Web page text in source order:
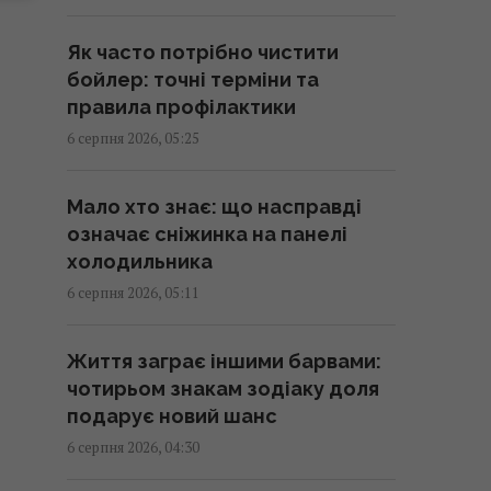
Гороскоп на 6 серпня за
картами Таро: Терези - вдача,
Тельцям - швидкі рішення
Гороскоп на 6 серпня:
Стрільцям – сповільнитися,
Скорпіонам – перенапруження
Магнітні бурі 6–8 серпня: коли
очікувати нового удару (графік)
07:10 четвер, 06 серпня 2026
Як часто потрібно чистити
бойлер: точні терміни та
правила профілактики
6 серпня 2026, 05:25
Мало хто знає: що насправді
означає сніжинка на панелі
холодильника
6 серпня 2026, 05:11
Життя заграє іншими барвами:
чотирьом знакам зодіаку доля
подарує новий шанс
6 серпня 2026, 04:30